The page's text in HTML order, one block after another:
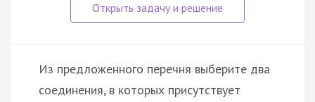
Из предложенного перечня выберите два
соединения, в которых присутствует